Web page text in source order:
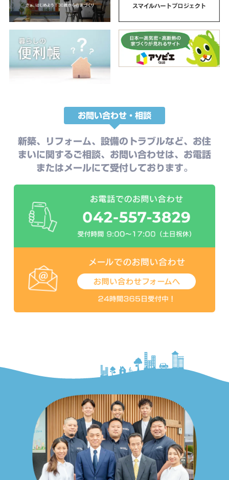
お問い合わせ・相談
新築、リフォーム、設備のトラブルなど、お住
まいに関するご相談、お問い合わせは、お電話
またはメールにて受付しております。